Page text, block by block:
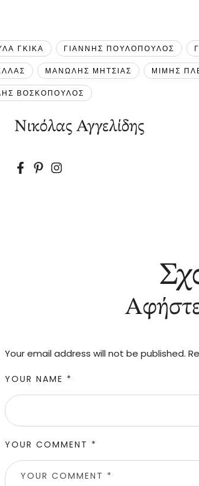
ΓΚΙΚΑ ΓΙΑΝΝΗΣ ΠΟΥΛΟΠΟΥΛΟΣ
ΜΑΝΩΛΗΣ ΜΗΤΣΙΑΣ ΜΙΜΗΣ
ΒΟΣΚΟΠΟΥΛΟΣ
Νικόλας Αγγελίδης
Your email address will not be published.
YOUR COMMENT *
YOUR NAME *